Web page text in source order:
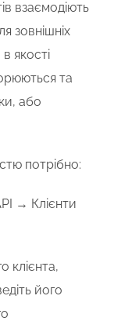
взаємодіють
зовнішніх
якості
та
або
потрібно:
→ Клієнти
клієнта,
його